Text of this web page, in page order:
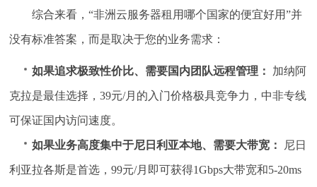
综合来看，“非洲云服务器租用哪个国家的便宜好用”并
没有标准答案，而是取决于您的业务需求：
如果追求极致性价比、需要国内团队远程管理： 加纳阿
克拉是最佳选择，39元/月的入门价格极具竞争力，中非专线
可保证国内访问速度。
如果业务高度集中于尼日利亚本地、需要大带宽： 尼日
利亚拉各斯是首选，99元/月即可获得1Gbps大带宽和5-20ms